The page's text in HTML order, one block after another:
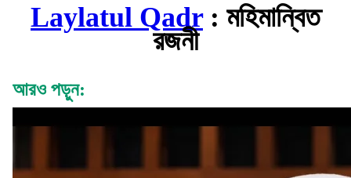
Laylatul Qadr: মহিমান্বিত
রজনী
আরও পড়ুন: